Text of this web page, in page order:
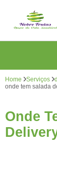
Home Serviços
onde tem salada
Onde